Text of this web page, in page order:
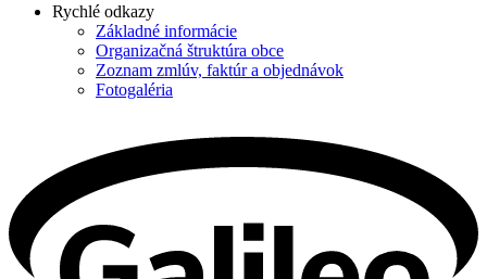
Rychlé odkazy
Základné informácie
Organizačná štruktúra obce
Zoznam zmlúv, faktúr a objednávok
Fotogaléria